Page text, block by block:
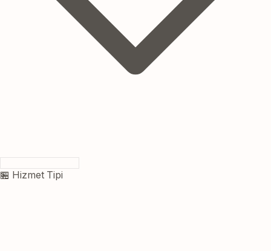
🏪 Hizmet Tipi